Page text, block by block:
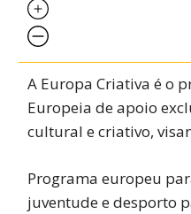
A Europa Criativa é o
Europeia de apoio
cultural e criativo,
Programa europeu
juventude e desporto